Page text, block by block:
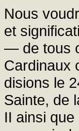
Nous
et
— de tous
Cardinaux
disions le
Sainte, de
II ainsi